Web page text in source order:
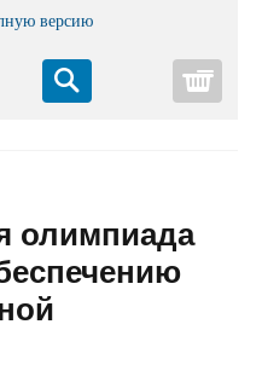
версию
олимпиада